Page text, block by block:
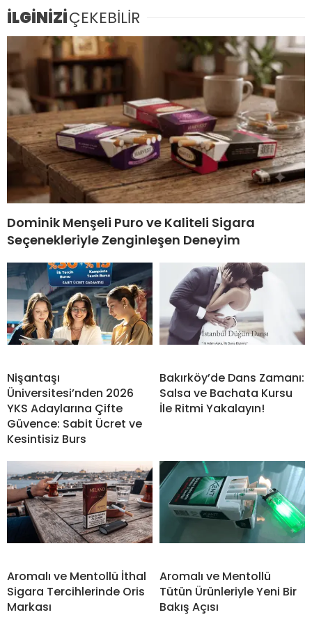
İLGİNİZİÇEKEBİLİR
Dominik Menşeli Puro ve Kaliteli Sigara
Seçenekleriyle Zenginleşen Deneyim
Nişantaşı
Üniversitesi’nden 2026
YKS Adaylarına Çifte
Güvence: Sabit Ücret ve
Kesintisiz Burs
Bakırköy’de Dans Zamanı:
Salsa ve Bachata Kursu
İle Ritmi Yakalayın!
Aromalı ve Mentollü İthal
Sigara Tercihlerinde Oris
Markası
Aromalı ve Mentollü
Tütün Ürünleriyle Yeni Bir
Bakış Açısı